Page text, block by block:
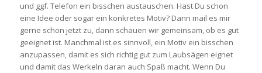
und ggf. Telefon ein bisschen austauschen. Hast Du schon
eine Idee oder sogar ein konkretes Motiv? Dann mail es mir
gerne schon jetzt zu, dann schauen wir gemeinsam, ob es gut
geeignet ist. Manchmal ist es sinnvoll, ein Motiv ein bisschen
anzupassen, damit es sich richtig gut zum Laubsägen eignet
und damit das Werkeln daran auch Spaß macht. Wenn Du